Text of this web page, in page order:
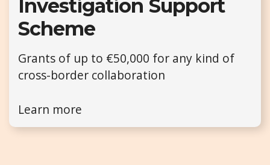
Investigation Support
Scheme
Grants of up to €50,000 for any kind of
cross-border collaboration
Learn more